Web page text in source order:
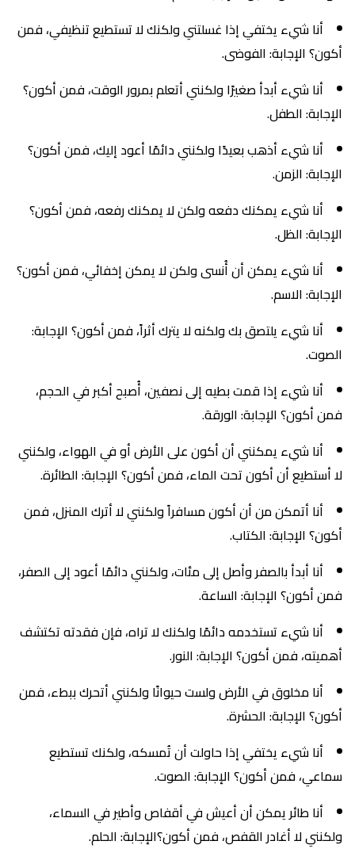
أنا شيء يختفي إذا غسلتني ولكنك لا تستطيع تنظيفي، فمن
أكون؟ الإجابة: الفوضى.
أنا شيء أبدأ صغيرًا ولكنني أتعلم بمرور الوقت، فمن أكون؟
الإجابة: الطفل.
أنا شيء أذهب بعيدًا ولكنني دائمًا أعود إليك، فمن أكون؟
الإجابة: الزمن.
أنا شيء يمكنك دفعه ولكن لا يمكنك رفعه، فمن أكون؟
الإجابة: الظل.
أنا شيء يمكن أن أُنسى ولكن لا يمكن إخفائي، فمن أكون؟
الإجابة: الاسم.
أنا شيء يلتصق بك ولكنه لا يترك أثراً، فمن أكون؟ الإجابة:
الصوت.
أنا شيء إذا قمت بطيه إلى نصفين، أُصبح أكبر في الحجم،
فمن أكون؟ الإجابة: الورقة.
أنا شيء يمكنني أن أكون على الأرض أو في الهواء، ولكنني
لا أستطيع أن أكون تحت الماء، فمن أكون؟ الإجابة: الطائرة.
أنا أتمكن من أن أكون مسافراً ولكنني لا أترك المنزل، فمن
أكون؟ الإجابة: الكتاب.
أنا أبدأ بالصفر وأصل إلى مئات، ولكنني دائمًا أعود إلى الصفر،
فمن أكون؟ الإجابة: الساعة.
أنا شيء تستخدمه دائمًا ولكنك لا تراه، فإن فقدته تكتشف
أهميته، فمن أكون؟ الإجابة: النور.
أنا مخلوق في الأرض ولست حيوانًا ولكنني أتحرك ببطء، فمن
أكون؟ الإجابة: الحشرة.
أنا شيء يختفي إذا حاولت أن تُمسكه، ولكنك تستطيع
سماعي، فمن أكون؟ الإجابة: الصوت.
أنا طائر يمكن أن أعيش في أقفاص وأطير في السماء،
ولكنني لا أغادر القفص، فمن أكون؟الإجابة: الحلم.